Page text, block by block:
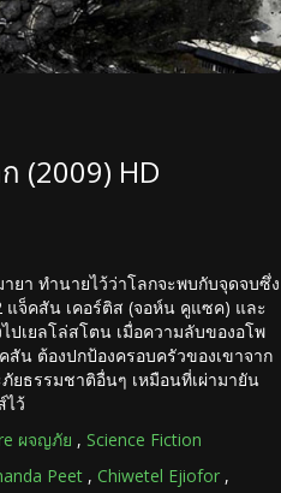
(2009) HD
า ทำนายไว้ว่าโลกจะพบกับจุดจบซึ่ง
แจ็คสัน เคอร์ติส (จอห์น คูแซค) และ
ปเยลโล่สโตน เมื่อความลับของอโพ
น ต้องปกป้องครอบครัวของเขาจาก
ยธรรมชาติอื่นๆ เหมือนที่เผ่ามายัน
ไว้
ผจญภัย , Science Fiction
Peet , Chiwetel Ejiofor ,